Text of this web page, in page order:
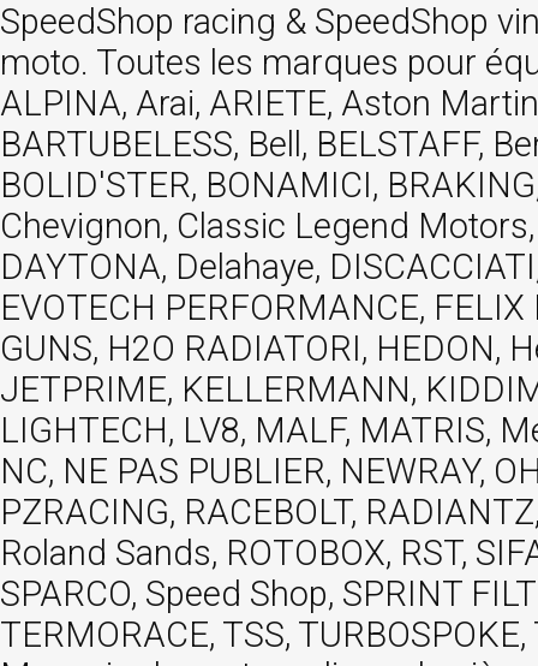
SpeedShop racing & SpeedShop
moto. Toutes les marques pour
ALPINA, Arai, ARIETE, Aston
BARTUBELESS, Bell, BELSTAFF,
BOLID'STER, BONAMICI,
Chevignon, Classic Legend
DAYTONA, Delahaye,
EVOTECH PERFORMANCE,
GUNS, H2O RADIATORI, HEDON,
JETPRIME, KELLERMANN,
LIGHTECH, LV8, MALF, MATRIS,
NC, NE PAS PUBLIER, NEWRAY,
PZRACING, RACEBOLT,
Roland Sands, ROTOBOX, RST,
SPARCO, Speed Shop, SPRINT
TERMORACE, TSS,